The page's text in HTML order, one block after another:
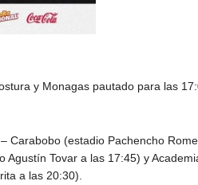
y Monagas pautado para las
Carabobo (estadio Pachencho
Tovar a las 17:45) y
a las 20:30).